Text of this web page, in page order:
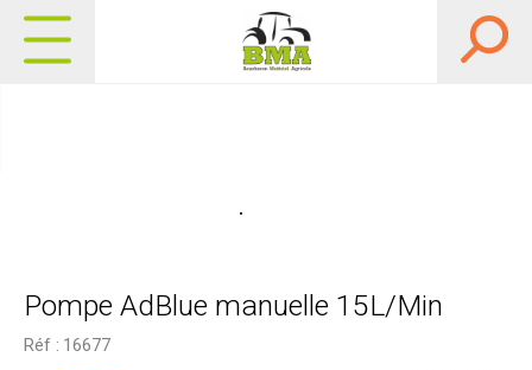
Pompe AdBlue manuelle 15L/Min
Réf : 16677